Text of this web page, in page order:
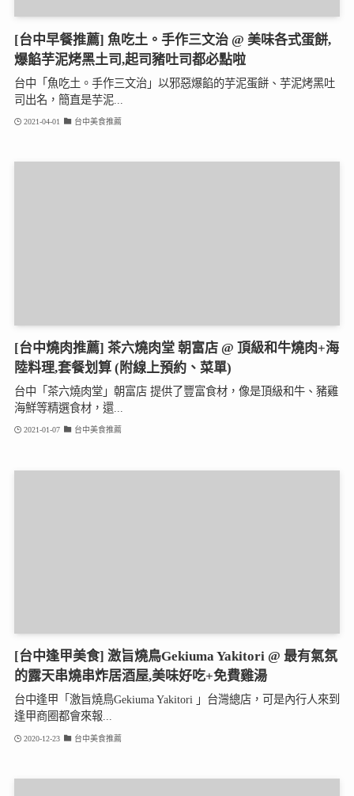
[台中早餐推薦] 魚吃土。手作三文治 @ 美味各式蛋餅,
爆餡芋泥烤黑土司,起司豬吐司都必點啦
台中「魚吃土。手作三文治」以邪惡爆餡的芋泥蛋餅、芋泥烤黑吐
司出名，簡直是芋泥...
2021-04-01 台中美食推薦
[台中燒肉推薦] 茶六燒肉堂 朝富店 @ 頂級和牛燒肉+海
陸料理,套餐划算 (附線上預約、菜單)
台中「茶六燒肉堂」朝富店 提供了豐富食材，像是頂級和牛、豬雞
海鮮等精選食材，還...
2021-01-07 台中美食推薦
[台中逢甲美食] 激旨燒鳥Gekiuma Yakitori @ 最有氣氛
的露天串燒串炸居酒屋,美味好吃+免費雞湯
台中逢甲「激旨燒鳥Gekiuma Yakitori 」台灣總店，可是內行人來到
逢甲商圈都會來報...
2020-12-23 台中美食推薦